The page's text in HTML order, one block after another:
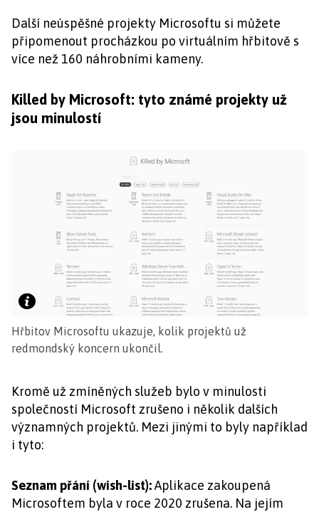
Další neúspěšné projekty Microsoftu si můžete
připomenout procházkou po virtuálním hřbitově s
více než 160 náhrobními kameny.
Killed by Microsoft: tyto známé projekty už
jsou minulostí
Hřbitov Microsoftu ukazuje, kolik projektů už
redmondský koncern ukončil.
Kromě už zmíněných služeb bylo v minulosti
společností Microsoft zrušeno i několik dalších
významných projektů. Mezi jinými to byly například
i tyto:
Seznam přání (wish-list):Aplikace zakoupená
Microsoftem byla v roce 2020 zrušena. Na jejím